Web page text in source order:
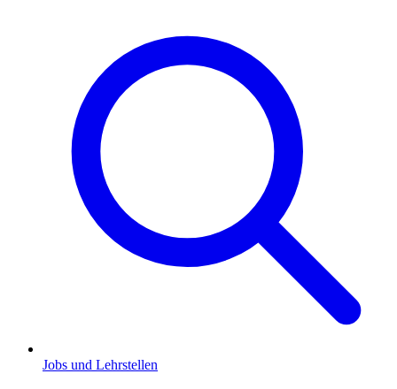
Jobs und Lehrstellen